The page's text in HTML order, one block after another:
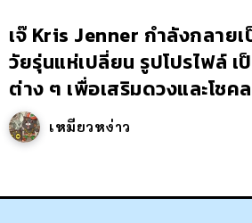
เจ๊ Kris Jenner กำลังกลายเ
วัยรุ่นแห่เปลี่ยน รูปโปรไฟล์ เ
ต่าง ๆ เพื่อเสริมดวงและโชค
เหมียวหง่าว